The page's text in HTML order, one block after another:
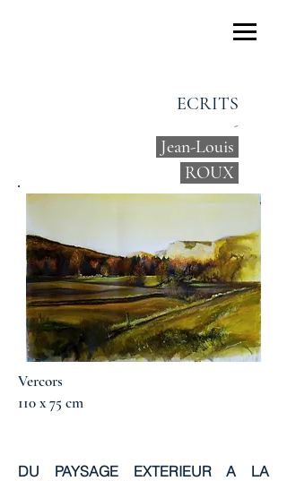
ECRITS
-
Jean-Louis
ROUX
Vercors
110 x 75 cm
DU PAYSAGE EXTERIEUR A LA